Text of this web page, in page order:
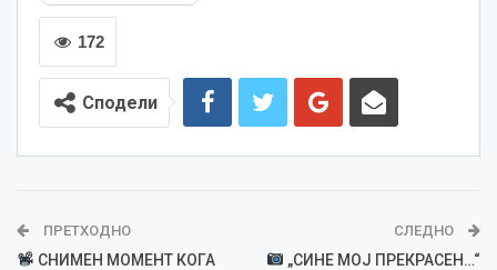
172
Сподели
ПРЕТХОДНО
СНИМЕН МОМЕНТ КОГА
СЛЕДНО
„СИНЕ МОЈ ПРЕКРАСЕН…“